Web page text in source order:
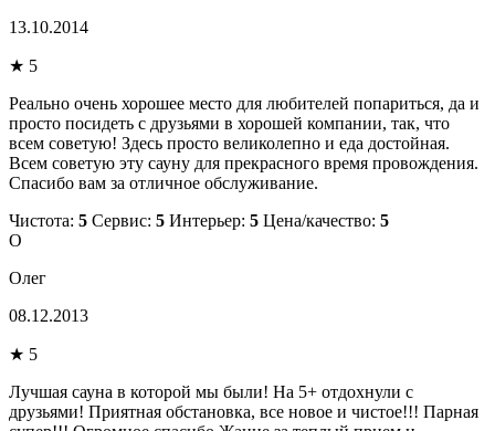
13.10.2014
★ 5
Реально очень хорошее место для любителей попариться, да и
просто посидеть с друзьями в хорошей компании, так, что
всем советую! Здесь просто великолепно и еда достойная.
Всем советую эту сауну для прекрасного время провождения.
Спасибо вам за отличное обслуживание.
Чистота: 5 Сервис: 5 Интерьер: 5 Цена/качество: 5
О
Олег
08.12.2013
★ 5
Лучшая сауна в которой мы были! На 5+ отдохнули с
друзьями! Приятная обстановка, все новое и чистое!!! Парная